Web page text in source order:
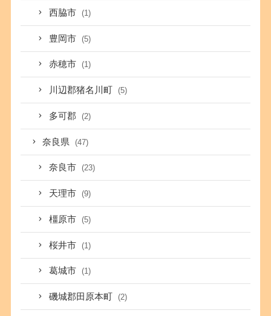
西脇市 (1)
豊岡市 (5)
赤穂市 (1)
川辺郡猪名川町 (5)
多可郡 (2)
奈良県 (47)
奈良市 (23)
天理市 (9)
橿原市 (5)
桜井市 (1)
葛城市 (1)
磯城郡田原本町 (2)